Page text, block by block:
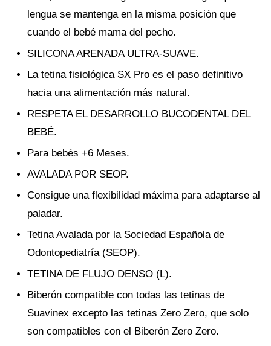
lengua se mantenga en la misma posición que
cuando el bebé mama del pecho.
SILICONA ARENADA ULTRA-SUAVE.
La tetina fisiológica SX Pro es el paso definitivo
hacia una alimentación más natural.
RESPETA EL DESARROLLO BUCODENTAL DEL
BEBÉ.
Para bebés +6 Meses.
AVALADA POR SEOP.
Consigue una flexibilidad máxima para adaptarse al
paladar.
Tetina Avalada por la Sociedad Española de
Odontopediatría (SEOP).
TETINA DE FLUJO DENSO (L).
Biberón compatible con todas las tetinas de
Suavinex excepto las tetinas Zero Zero, que solo
son compatibles con el Biberón Zero Zero.